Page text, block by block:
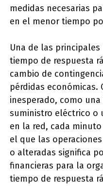
medidas necesarias
en el menor tiempo
Una de las
tiempo de respuesta
cambio de
pérdidas económicas.
inesperado, como
suministro eléctrico o
en la red, cada
el que las
o alteradas significa
financieras para la
tiempo de respuesta